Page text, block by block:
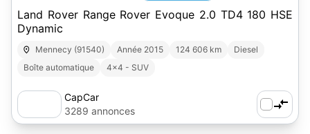
Land Rover Range Rover Evoque 2.0 TD4 180 HSE
Dynamic
Mennecy (91540) Année 2015 124 606 km
Diesel
Boîte automatique
4x4 - SUV
CapCar
3289 annonces